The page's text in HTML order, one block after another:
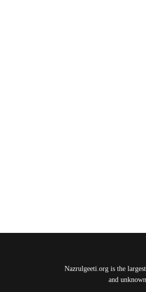
Nazrulgeeti.org is the
and